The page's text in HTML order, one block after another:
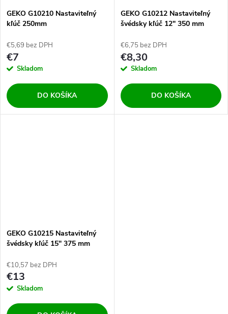
o
v
v
GEKO G10210 Nastaviteľný
kľúč 250mm
€5,69 bez DPH
€7
Skladom
DO KOŠÍKA
GEKO G10212 Nastaviteľný
švédsky kľúč 12" 350 mm
€6,75 bez DPH
€8,30
Skladom
DO KOŠÍKA
GEKO G10215 Nastaviteľný
švédsky kľúč 15" 375 mm
€10,57 bez DPH
€13
Skladom